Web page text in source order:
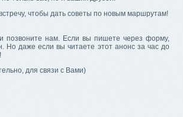
чтобы дать советы по новым маршрутам!
позвоните нам. Если вы пишете через форму,
Но даже если вы читаете этот анонс за час до
для связи с Вами)